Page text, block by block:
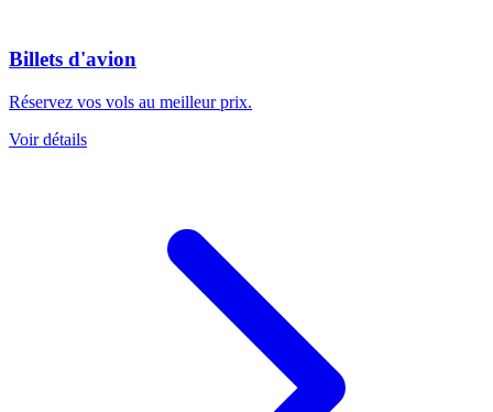
Billets d'avion
Réservez vos vols au meilleur prix.
Voir détails